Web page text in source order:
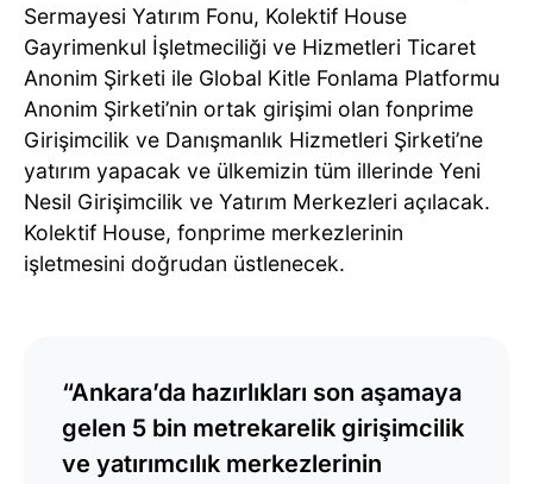
Sermayesi Yatırım Fonu, Kolektif House
Gayrimenkul İşletmeciliği ve Hizmetleri Ticaret
Anonim Şirketi ile Global Kitle Fonlama Platformu
Anonim Şirketi’nin ortak girişimi olan fonprime
Girişimcilik ve Danışmanlık Hizmetleri Şirketi’ne
yatırım yapacak ve ülkemizin tüm illerinde Yeni
Nesil Girişimcilik ve Yatırım Merkezleri açılacak.
Kolektif House, fonprime merkezlerinin
işletmesini doğrudan üstlenecek.
“Ankara’da hazırlıkları son aşamaya
gelen 5 bin metrekarelik girişimcilik
ve yatırımcılık merkezlerinin